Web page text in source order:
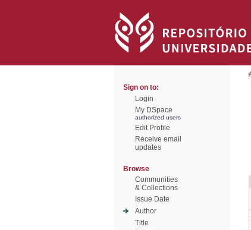
Sign on to:
Login
My DSpace
authorized users
Edit Profile
Receive email
updates
Browse
Communities
& Collections
Issue Date
Author
Title